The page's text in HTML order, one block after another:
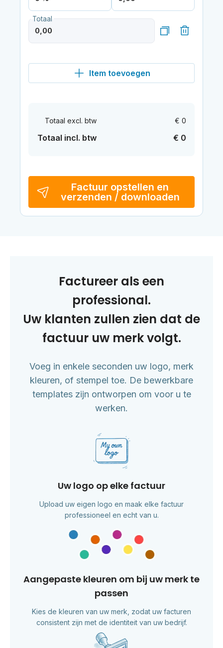
Totaal
Item toevoegen
Totaal excl. btw € 0
Totaal incl. btw € 0
Factuur opstellen en
verzenden / downloaden
Factureer als een
professional.
Uw klanten zullen zien dat de
factuur uw merk volgt.
Voeg in enkele seconden uw logo, merk
kleuren, of stempel toe. De bewerkbare
templates zijn ontworpen om voor u te
werken.
Uw logo op elke factuur
Upload uw eigen logo en maak elke factuur
professioneel en echt van u.
Aangepaste kleuren om bij uw merk te
passen
Kies de kleuren van uw merk, zodat uw facturen
consistent zijn met de identiteit van uw bedrijf.